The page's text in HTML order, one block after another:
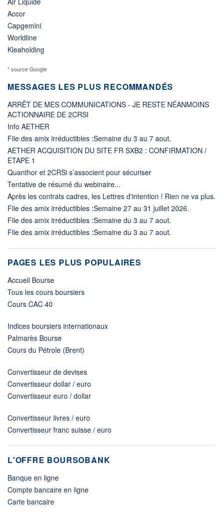
Accor
Capgemini
Worldline
Kleaholding
* source Google
MESSAGES LES PLUS RECOMMANDÉS
ARRÊT DE MES COMMUNICATIONS - JE RESTE NÉANMOINS
ACTIONNAIRE DE 2CRSI
Info AETHER
File des amix irréductibles :Semaine du 3 au 7 aout.
AETHER ACQUISITION DU SITE FR SXB2 : CONFIRMATION /
ETAPE 1
Quanthor et 2CRSi s’associent pour sécuriser
Tentative de résumé du webinaire...
Après les contrats cadres, les Lettres d'intention ! Rien ne va plus.
File des amix irréductibles :Semaine 27 au 31 juillet 2026.
File des amix irréductibles :Semaine du 3 au 7 aout.
File des amix irréductibles :Semaine du 3 au 7 aout.
PAGES LES PLUS POPULAIRES
Accueil Bourse
Tous les cours boursiers
Cours CAC 40
Indices boursiers internationaux
Palmarès Bourse
Cours du Pétrole (Brent)
Convertisseur de devises
Convertisseur dollar / euro
Convertisseur euro / dollar
Convertisseur livres / euro
Convertisseur franc suisse / euro
L'OFFRE BOURSOBANK
Banque en ligne
Compte bancaire en ligne
Carte bancaire